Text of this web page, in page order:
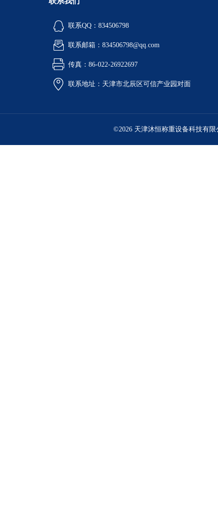
联系QQ：834506798
联系邮箱：834506798@qq.com
传真：86-022-26922697
联系地址：天津市北辰区可信产业园对面
©2026 天津沐恒称重设备科技有